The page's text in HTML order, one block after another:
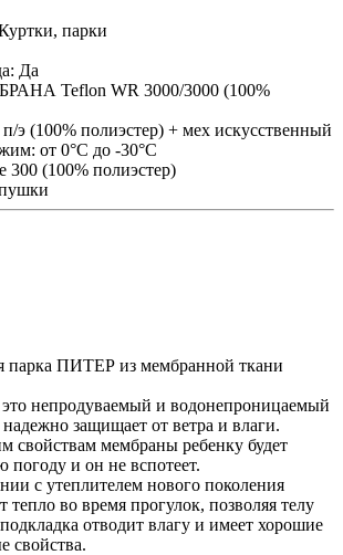
парки
Да
Teflon WR 3000/3000 (100%
э (100% полиэстер) + мех искусственный
от 0°С до -30°С
300 (100% полиэстер)
парка ПИТЕР из мембранной ткани
непродуваемый и водонепроницаемый
защищает от ветра и влаги.
свойствам мембраны ребенку будет
и он не вспотеет.
с утеплителем нового поколения
тепло во время прогулок, позволяя телу
отводит влагу и имеет хорошие
свойства.